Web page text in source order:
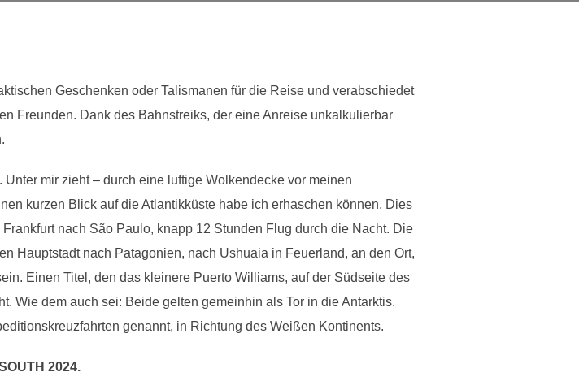
Geschenken oder Talismanen für die Reise und verabschiedet
Freunden. Dank des Bahnstreiks, der eine Anreise unkalkulierbar
mir zieht – durch eine luftige Wolkendecke vor meinen
kurzen Blick auf die Atlantikküste habe ich erhaschen können. Dies
nach São Paulo, knapp 12 Stunden Flug durch die Nacht. Die
Hauptstadt nach Patagonien, nach Ushuaia in Feuerland, an den Ort,
Einen Titel, den das kleinere Puerto Williams, auf der Südseite des
Wie dem auch sei: Beide gelten gemeinhin als Tor in die Antarktis.
genannt, in Richtung des Weißen Kontinents.
2024.